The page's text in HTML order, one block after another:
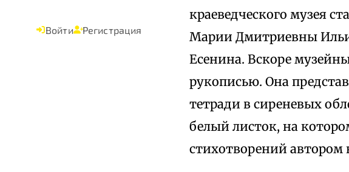
Войти Регистрация
краеведческого музея
Марии Дмитриевны
Есенина. Вскоре
рукописью. Она
тетради в сиреневых
белый листок, на
стихотворений автором